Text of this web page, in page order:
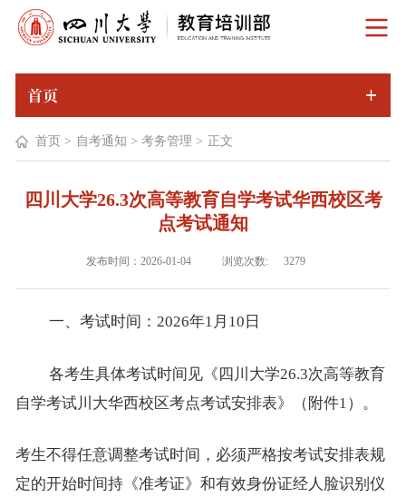
首页
首页 > 自考通知 > 考务管理 > 正文
四川大学26.3次高等教育自学考试华西校区考
点考试通知
发布时间：2026-01-04 浏览次数: 3279
一、 考试时间： 2026年1 月 10日
各考生具体考试时间见《四川大学26.3次高等教育
自学考试川大华西校区考点考试安排表》（附件1）。
考生不得任意调整考试时间，必须严格按考试安排表规
定的开始时间持《准考证》和有效身份证经人脸识别仪